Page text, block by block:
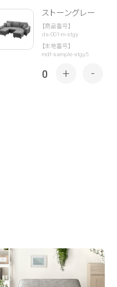
ストーングレー
【商品番号】
ds-001-m-stgy
【生地番号】
mdf-sample-stgy5
0 + -